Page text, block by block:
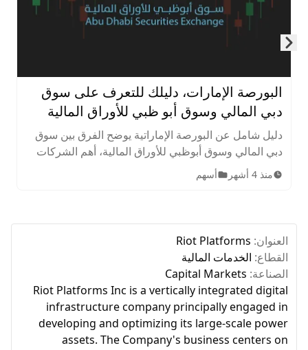
البورصة الإمارات، دليلك للتعرف على سوق
دبي المالي وسوق أبو ظبي للأوراق المالية
دليل شامل عن البورصة الإماراتية يوضح الفرق بين سوق
دبي المالي وسوق أبوظبي للأوراق المالية، أهم الشركات
المدرجة، الأصول المتاحة، ساعات التداول، وخطوات
الاستثمار للمبتدئين.
منذ 4 أشهر أسهم
العنوان: Riot Platforms
القطاع: الخدمات المالية
الصناعة: Capital Markets
Riot Platforms Inc is a vertically integrated digital
infrastructure company principally engaged in
developing and optimizing its large-scale power
assets. The Company's business centers on